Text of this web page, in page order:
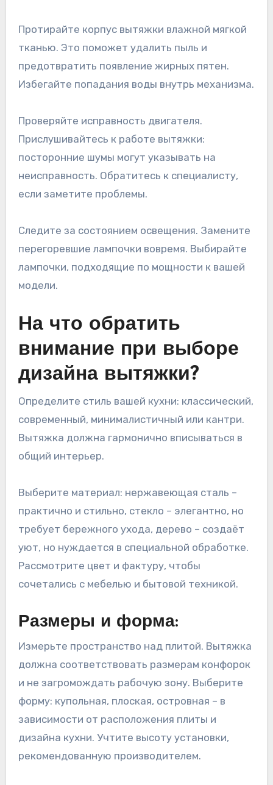
Протирайте корпус вытяжки влажной мягкой
тканью. Это поможет удалить пыль и
предотвратить появление жирных пятен.
Избегайте попадания воды внутрь механизма.
Проверяйте исправность двигателя.
Прислушивайтесь к работе вытяжки:
посторонние шумы могут указывать на
неисправность. Обратитесь к специалисту,
если заметите проблемы.
Следите за состоянием освещения. Замените
перегоревшие лампочки вовремя. Выбирайте
лампочки, подходящие по мощности к вашей
модели.
На что обратить
внимание при выборе
дизайна вытяжки?
Определите стиль вашей кухни: классический,
современный, минималистичный или кантри.
Вытяжка должна гармонично вписываться в
общий интерьер.
Выберите материал: нержавеющая сталь –
практично и стильно, стекло – элегантно, но
требует бережного ухода, дерево – создаёт
уют, но нуждается в специальной обработке.
Рассмотрите цвет и фактуру, чтобы
сочетались с мебелью и бытовой техникой.
Размеры и форма:
Измерьте пространство над плитой. Вытяжка
должна соответствовать размерам конфорок
и не загромождать рабочую зону. Выберите
форму: купольная, плоская, островная – в
зависимости от расположения плиты и
дизайна кухни. Учтите высоту установки,
рекомендованную производителем.